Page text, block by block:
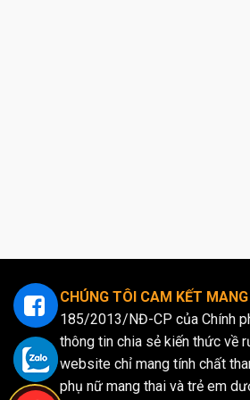
CHÚNG TÔI CAM KẾT
185/2013/NĐ-CP của Chính
thông tin chia sẻ kiến thức về
website chỉ mang tính chất
phụ nữ mang thai và trẻ em